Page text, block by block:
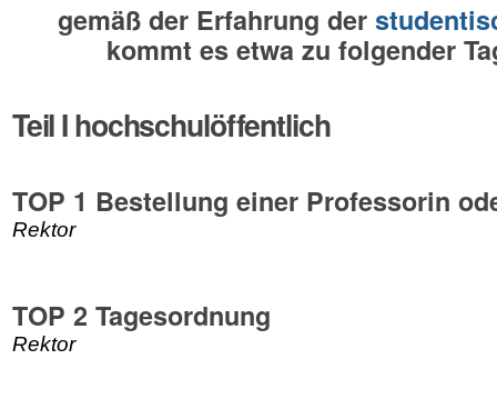
gemäß der Erfahrung der
kommt es etwa zu folgender
Teil I hochschulöffentlich
TOP 1 Bestellung einer Professorin
Rektor
TOP 2 Tagesordnung
Rektor